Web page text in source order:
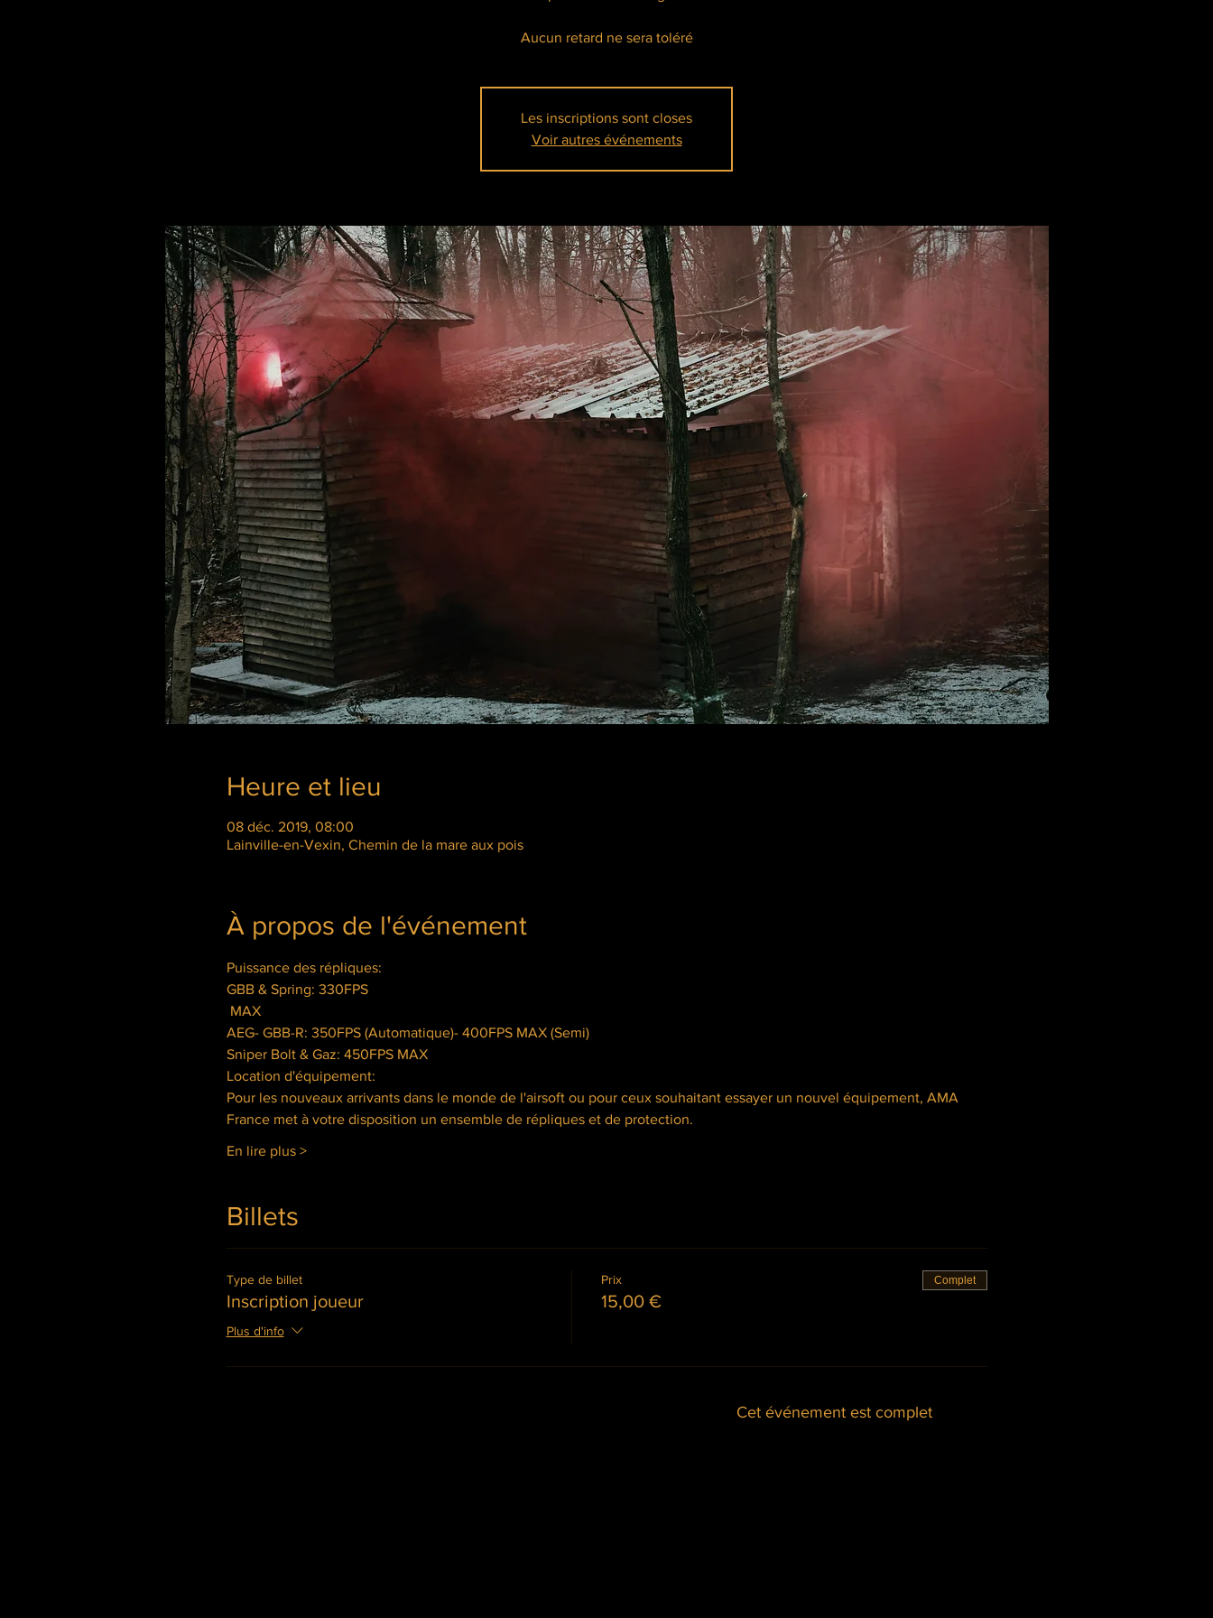
Aucun retard ne sera toléré
Les inscriptions sont closes
Voir autres événements
Heure et lieu
08 déc. 2019, 08:00
Lainville-en-Vexin, Chemin de la mare aux pois
À propos de l'événement
GBB & Spring: 330FPS
MAX
AEG- GBB-R: 350FPS (Automatique)- 400FPS MAX (Semi)
Sniper Bolt & Gaz: 450FPS MAX
Location d'équipement:
Pour les nouveaux arrivants dans le monde de l'airsoft ou pour ceux souhaitant essayer un nouvel équipement, AMA
France met à votre disposition un ensemble de répliques et de protection.
En lire plus >
Billets
Type de billet
Inscription joueur
Plus d'info
Prix
15,00 €
Complet
Cet événement est complet